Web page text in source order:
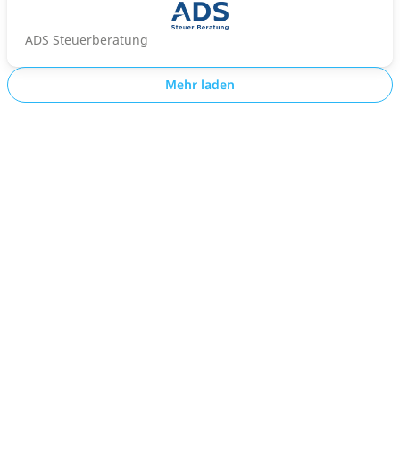
ADS Steuerberatung
Mehr laden